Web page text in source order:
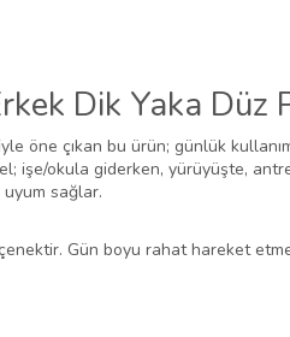
Dik Yaka Düz
öne çıkan bu ürün; günlük
işe/okula giderken, yürüyüşte,
sağlar.
Gün boyu rahat hareket